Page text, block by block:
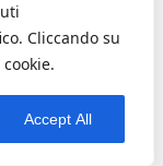
Cliccando su
Accept All
affitto,